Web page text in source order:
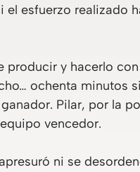
esfuerzo realizado
y hacerlo
ochenta minutos
Pilar, por la
vencedor.
ni se